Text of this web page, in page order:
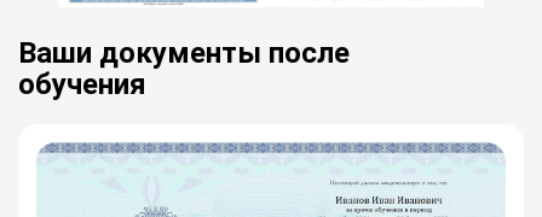
Ваши документы после
обучения